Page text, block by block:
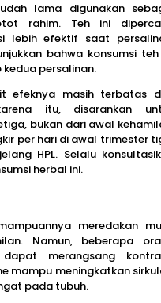
lama digunakan
rahim. Teh ini
lebih efektif saat
bahwa konsumsi
persalinan.
efeknya masih terbatas
itu, disarankan
bukan dari awal
per hari di awal trimester
HPL. Selalu
herbal ini.
meredakan
Namun, beberapa
merangsang
mampu meningkatkan
pada tubuh.